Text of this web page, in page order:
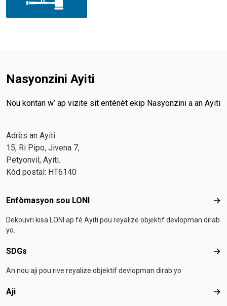
Nasyonzini Ayiti
Nou kontan w’ ap vizite sit entènèt ekip Nasyonzini a an Ayiti
Adrès an Ayiti:
15, Ri Pipo, Jivena 7,
Petyonvil, Ayiti.
Kòd postal: HT6140
Footer menu
Enfòmasyon sou LONI
Dekouvri kisa LONI ap fè Ayiti pou reyalize objektif devlopman dirab
yo.
SDGs
An nou aji pou rive reyalize objektif devlopman dirab yo
Aji Aji